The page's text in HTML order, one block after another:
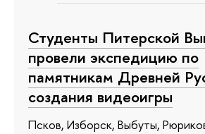
Студенты Питерской
провели экспедицию по
памятникам Древней
создания видеоигры
Псков, Изборск, Выбуты,